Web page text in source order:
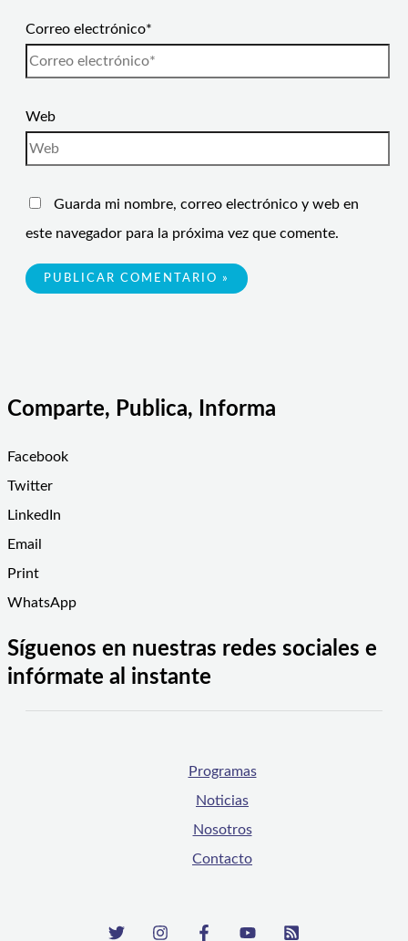
Correo electrónico*
Web
Guarda mi nombre, correo electrónico y web en
este navegador para la próxima vez que comente.
Comparte, Publica, Informa
Facebook
Twitter
LinkedIn
Email
Print
WhatsApp
Síguenos en nuestras redes sociales e
infórmate al instante
Programas
Noticias
Nosotros
Contacto